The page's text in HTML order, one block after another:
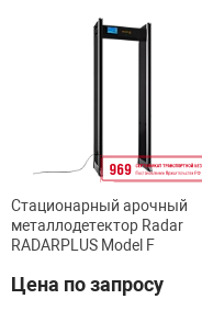
Стационарный арочный
металлодетектор Radar
RADARPLUS Model F
Цена по запросу